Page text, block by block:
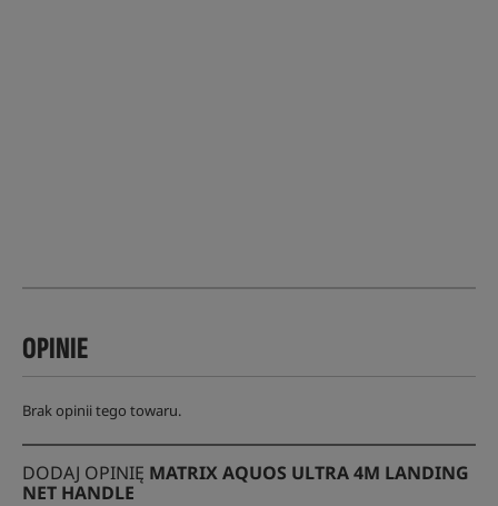
OPINIE
Brak opinii tego towaru.
DODAJ OPINIĘ MATRIX AQUOS ULTRA 4M LANDING
NET HANDLE